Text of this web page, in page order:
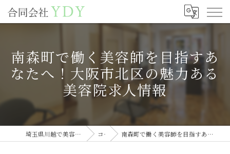
南森町で働く美容師を目指すあ
なたへ！大阪市北区の魅力ある
美容院求人情報
埼玉県川越で美容室の求人なら合同会社YDY コラム 南森町で働く美容師を目指すあなたへ！大阪市北区の魅力ある美容院求人情報